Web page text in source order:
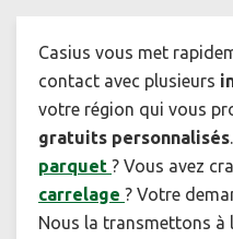
Casius vous met
contact avec plusieurs
votre région qui vous
gratuits personnalisés
parquet ? Vous avez
carrelage ? Votre
Nous la transmettons à